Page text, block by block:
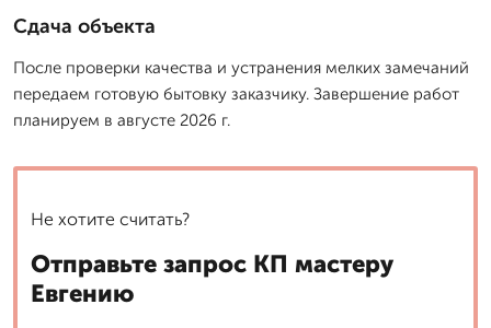
Сдача объекта
После проверки качества и устранения мелких замечаний
передаем готовую бытовку заказчику. Завершение работ
планируем в августе 2026 г.
Не хотите считать?
Отправьте запрос КП мастеру
Евгению